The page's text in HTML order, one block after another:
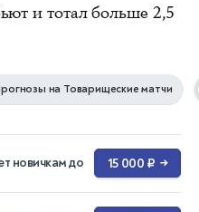
и тотал больше 2,5
на Товарищеские матчи
новичкам до 15 000 ₽ →